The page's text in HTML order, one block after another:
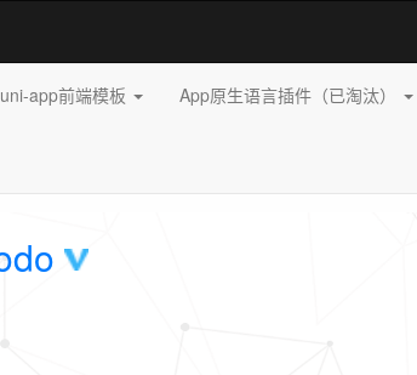
uni-app前端模板 App原生语言插件（已淘汰）